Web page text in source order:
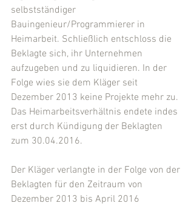
selbstständiger
Bauingenieur/Programmierer in
Heimarbeit. Schließlich entschloss die
Beklagte sich, ihr Unternehmen
aufzugeben und zu liquidieren. In der
Folge wies sie dem Kläger seit
Dezember 2013 keine Projekte mehr zu.
Das Heimarbeitsverhältnis endete indes
erst durch Kündigung der Beklagten
zum 30.04.2016.
Der Kläger verlangte in der Folge von der
Beklagten für den Zeitraum von
Dezember 2013 bis April 2016